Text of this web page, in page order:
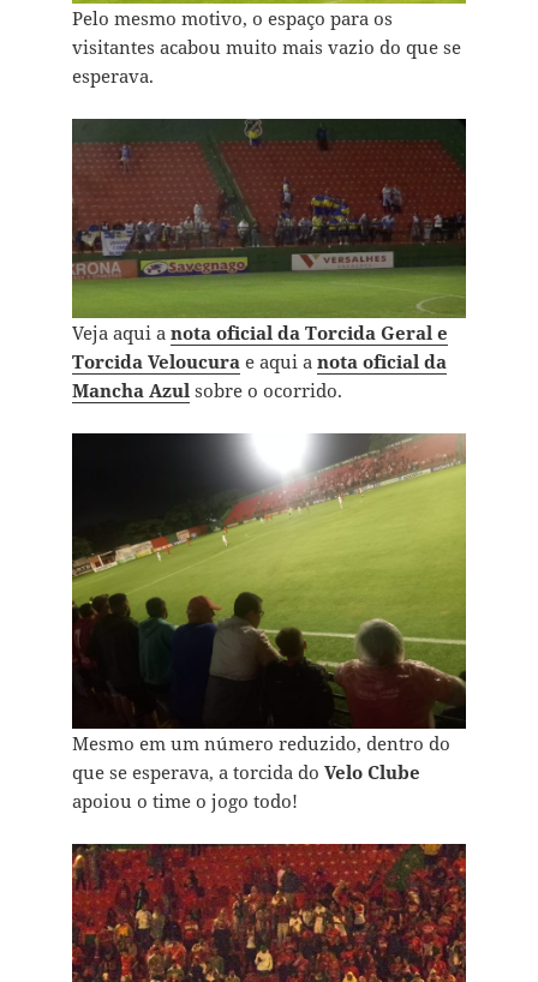
Pelo mesmo motivo, o espaço para os
visitantes acabou muito mais vazio do que se
esperava.
Veja aqui a nota oficial da Torcida Geral e
Torcida Veloucurae aqui a nota oficial da
Mancha Azulsobre o ocorrido.
Mesmo em um número reduzido, dentro do
que se esperava, a torcida do Velo Clube
apoiou o time o jogo todo!